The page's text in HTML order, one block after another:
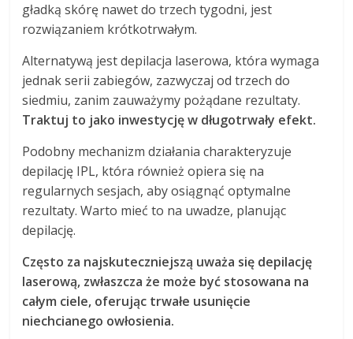
gładką skórę nawet do trzech tygodni, jest
rozwiązaniem krótkotrwałym.
Alternatywą jest depilacja laserowa, która wymaga
jednak serii zabiegów, zazwyczaj od trzech do
siedmiu, zanim zauważymy pożądane rezultaty.
Traktuj to jako inwestycję w długotrwały efekt.
Podobny mechanizm działania charakteryzuje
depilację IPL, która również opiera się na
regularnych sesjach, aby osiągnąć optymalne
rezultaty. Warto mieć to na uwadze, planując
depilację.
Często za najskuteczniejszą uważa się depilację
laserową, zwłaszcza że może być stosowana na
całym ciele, oferując trwałe usunięcie
niechcianego owłosienia.